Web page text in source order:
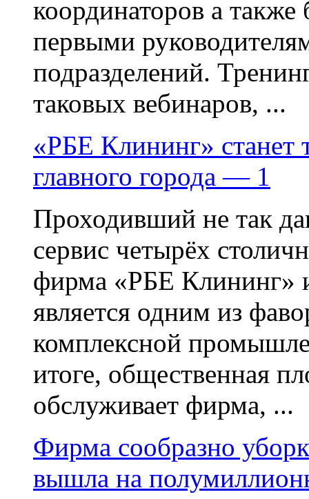
координаторов а также
первыми
подразделений.
таковых вебинаров, ...
«РБЕ Клининг» станет
главного города — 1
Проходивший не так
сервис четырёх
фирма «РБЕ Клининг»
является одним из
комплексной
итоге, общественная
обслуживает фирма, ...
Фирма сообразно
вышла на